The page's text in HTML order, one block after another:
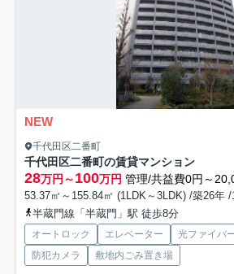
NEW
千代田区二番町
千代田区二番町の賃貸マンション
28万円～100万円 管理/共益費0円～
53.37㎡～155.84㎡ (1LDK～3LDK) /築26年 /
半蔵門線「半蔵門」駅 徒歩8分
オートロック エレベーター 光ファイバ
防犯カメラ
敷地内ごみ置き場